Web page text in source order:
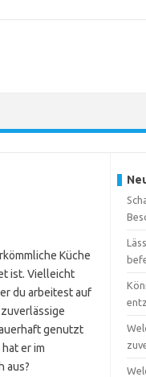
Küche
ist. Vielleicht
du arbeitest auf
genutzt
er im
aus?